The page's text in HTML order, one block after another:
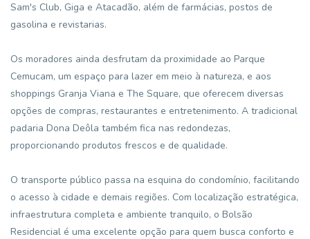
Sam's Club, Giga e Atacadão, além de farmácias, postos de
gasolina e revistarias.
Os moradores ainda desfrutam da proximidade ao Parque
Cemucam, um espaço para lazer em meio à natureza, e aos
shoppings Granja Viana e The Square, que oferecem diversas
opções de compras, restaurantes e entretenimento. A tradicional
padaria Dona Deôla também fica nas redondezas,
proporcionando produtos frescos e de qualidade.
O transporte público passa na esquina do condomínio, facilitando
o acesso à cidade e demais regiões. Com localização estratégica,
infraestrutura completa e ambiente tranquilo, o Bolsão
Residencial é uma excelente opção para quem busca conforto e